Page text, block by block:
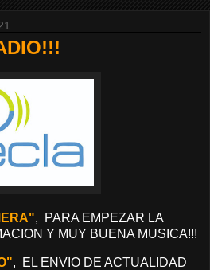
, PARA EMPEZAR LA
Y MUY BUENA MUSICA!!!
, EL ENVIO DE ACTUALIDAD